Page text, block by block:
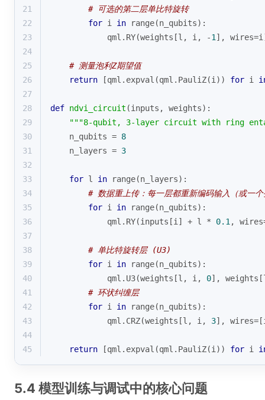
21
# 可选的第二层单比特旋转
22
for i in range(n_qubits):
23
            qml.RY(weights[l, i, -
1 ],
24
25
# 测量泡利Z期望值
26
return [qml.expval(qml.PauliZ(i)) for i
27
28
def ndvi_circuit (inputs, weights):
29
"""8-qubit, 3-layer circuit with ring
30
    n_qubits =
8
31
    n_layers =
3
32
33
for l in range(n_layers):
34
# 数据重上传：每一层都重新编码输入（或一
35
for i in range(n_qubits):
36
            qml.RY(inputs[i] + l *
0.1 ,
37
38
# 单比特旋转层 (U3)
39
for i in range(n_qubits):
40
            qml.U3(weights[l, i,
0],
41
# 环状纠缠层
42
for i in range(n_qubits):
43
            qml.CRZ(weights[l, i,
3],
44
45
return [qml.expval(qml.PauliZ(i)) for i
5.4 模型训练与调试中的核心问题